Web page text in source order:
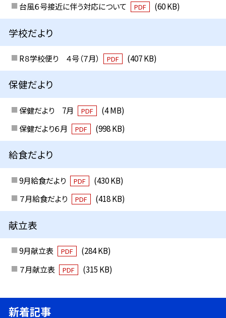
台風６号接近に伴う対応について
PDF (60 KB)
学校だより
R８学校便り ４号（７月） PDF (407 KB)
保健だより
保健だより 7月 PDF
(4 MB)
保健だより６月
PDF (998 KB)
給食だより
9月給食だより PDF
(430 KB)
７月給食だより
PDF (418 KB)
献立表
9月献立表 PDF
(284 KB)
７月献立表
PDF (315 KB)
新着記事